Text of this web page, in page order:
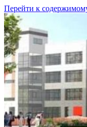
Перейти к